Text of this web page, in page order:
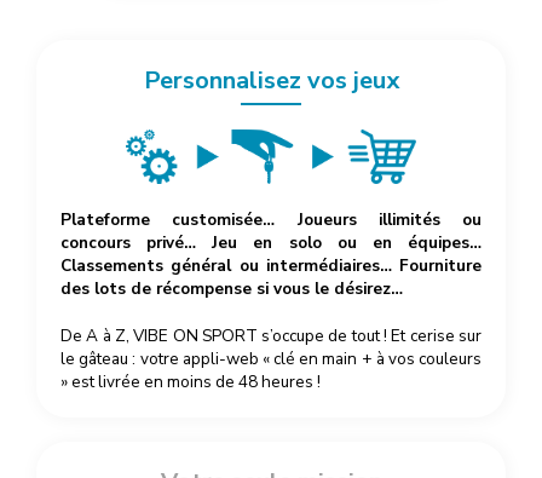
Personnalisez vos jeux
Plateforme customisée… Joueurs illimités ou
concours privé… Jeu en solo ou en équipes…
Classements général ou intermédiaires… Fourniture
des lots de récompense si vous le désirez…
De A à Z, VIBE ON SPORT s’occupe de tout ! Et cerise sur
le gâteau : votre appli-web « clé en main + à vos couleurs
» est livrée en moins de 48 heures !